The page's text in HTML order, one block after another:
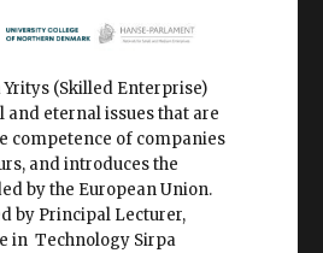
Yritys (Skilled Enterprise)
and eternal issues that are
competence of companies
and introduces the
by the European Union.
by Principal Lecturer,
in Technology Sirpa